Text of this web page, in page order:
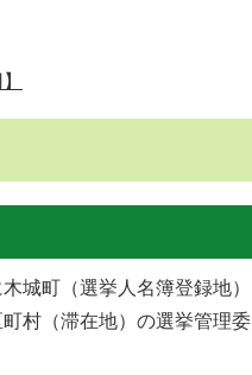
城町（選挙人名簿登録地）
村（滞在地）の選挙管理委